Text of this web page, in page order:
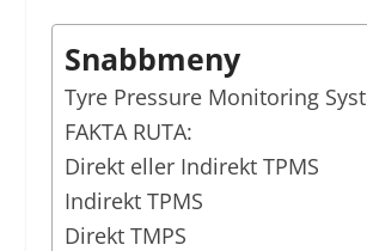
Snabbmeny
Tyre Pressure Monitoring
FAKTA RUTA:
Direkt eller Indirekt TPMS
Indirekt TPMS
Direkt TMPS